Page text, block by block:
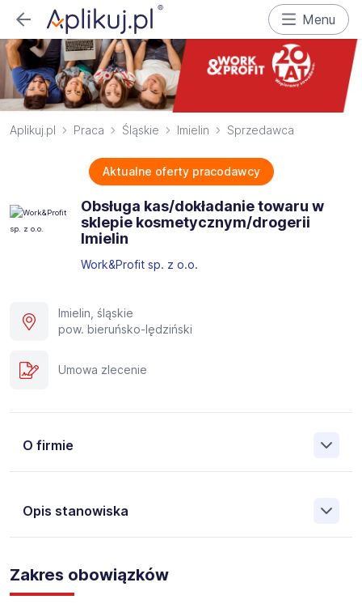
Menu
Aplikuj.pl Praca Śląskie Imielin Sprzedawca
Aktualne oferty pracodawcy
Obsługa kas/dokładanie towaru w
sklepie kosmetycznym/drogerii
Imielin
Work&Profit sp. z o.o.
Imielin, śląskie
pow. bieruńsko-lędziński
Umowa zlecenie
O firmie
Opis stanowiska
Pośrednictwa Pracy i Doradztwa Personalnego Work &
Profit jest obecnie jedną z największych niezależnych
polskich agencji zatrudnienia. W ciągu wielu lat naszej
Zakres obowiązków